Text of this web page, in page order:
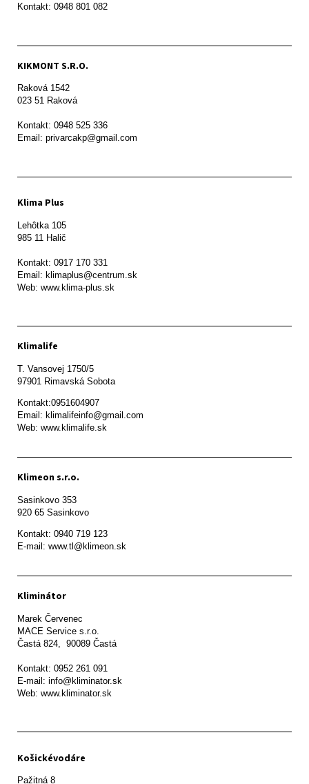
Kontakt: 0948 801 082
KIKMONT S.R.O.
Raková 1542
023 51 Raková
Kontakt: 0948 525 336
Email: privarcakp@gmail.com
Klima Plus
Lehôtka 105
985 11 Halič
Kontakt: 0917 170 331
Email: klimaplus@centrum.sk
Klimalife
T. Vansovej 1750/5
97901 Rimavská Sobota
Kontakt:0951604907
Email: klimalifeinfo@gmail.com
Web: www.klimalife.sk
Klimeon s.r.o.
Sasinkovo 353
920 65 Sasinkovo
Kontakt: 0940 719 123
E-mail: www.tl@klimeon.sk
Kliminátor
Marek Červenec
MACE Service s.r.o.
Častá 824,  90089 Častá
Kontakt: 0952 261 091
E-mail: info@kliminator.sk
Web: www.kliminator.sk
Košickévodáre
Pažitná 8